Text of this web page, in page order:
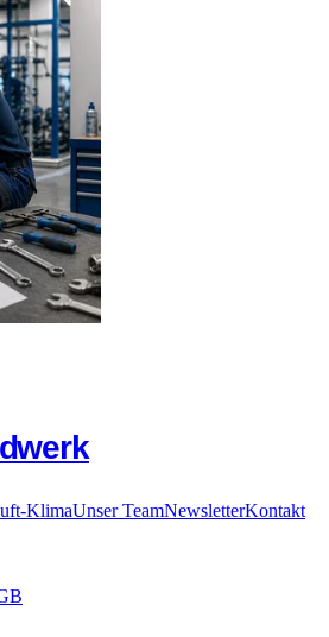
KlimaUnser TeamNewsletterKontakt